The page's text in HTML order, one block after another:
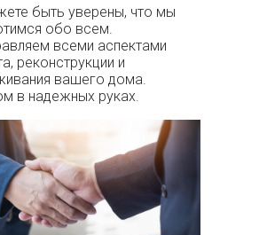
быть уверены, что мы
обо всем.
всеми аспектами
реконструкции и
вашего дома.
в надежных руках.